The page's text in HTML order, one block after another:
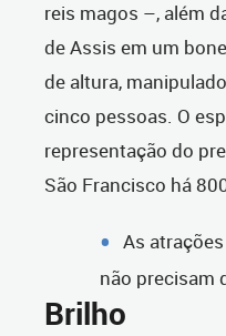
reis magos –, além
de Assis em um
de altura,
cinco pessoas. O
representação do
São Francisco há
As
não precisam
Brilho